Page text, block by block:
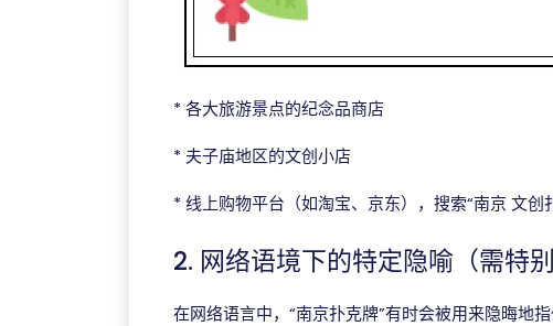
* 各大旅游景点的纪念品商店
* 夫子庙地区的文创小店
* 线上购物平台（如淘宝、京东），搜索“南京 文创
2. 网络语境下的特定隐喻（需特别
在网络语言中，“南京扑克牌”有时会被用来隐晦地